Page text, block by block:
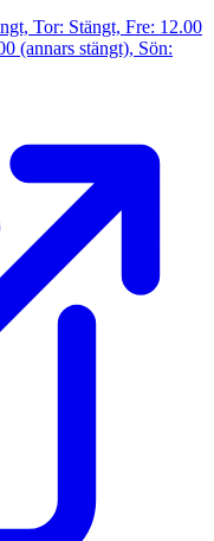
Tor: Stängt, Fre: 12.00
(annars stängt), Sön: